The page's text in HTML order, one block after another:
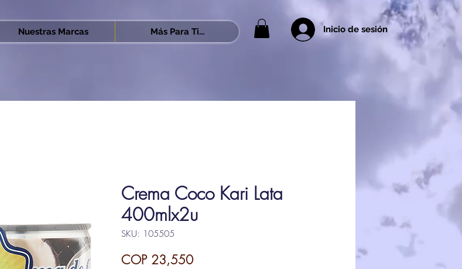
Nuestras Marcas Más Para Ti... Inicio de sesión
Crema Coco Kari Lata
400mlx2u
SKU: 105505
COP 23,550Price